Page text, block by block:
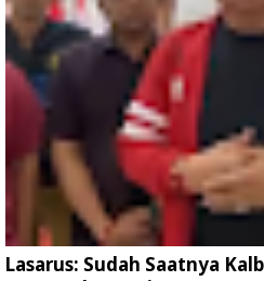
Lasarus: Sudah Saatnya